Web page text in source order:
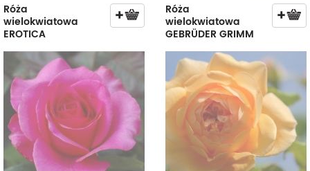
Róża
wielokwiatowa
EROTICA
Róża
wielokwiatowa
GEBRÜDER GRIMM